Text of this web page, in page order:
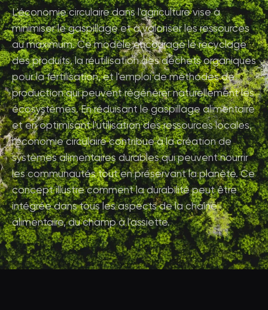
L'économie circulaire dans l'agriculture vise à
minimiser le gaspillage et à valoriser les ressources
au maximum. Ce modèle encourage le recyclage
des produits, la réutilisation des déchets organiques
pour la fertilisation, et l'emploi de méthodes de
production qui peuvent régénérer naturellement les
écosystèmes. En réduisant le gaspillage alimentaire
et en optimisant l'utilisation des ressources locales,
l'économie circulaire contribue à la création de
systèmes alimentaires durables qui peuvent nourrir
les communautés tout en préservant la planète. Ce
concept illustre comment la durabilité peut être
intégrée dans tous les aspects de la chaîne
alimentaire, du champ à l'assiette.